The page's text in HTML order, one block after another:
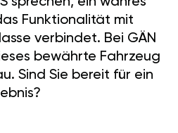
Funktionalität mit
verbindet. Bei GÄN
bewährte Fahrzeug
Sind Sie bereit für ein